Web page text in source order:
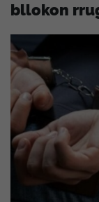
bllokon